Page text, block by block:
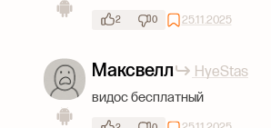
2 0 25.11.2025
Максвелл
HyeStas
видос бесплатный